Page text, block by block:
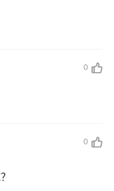
0
0